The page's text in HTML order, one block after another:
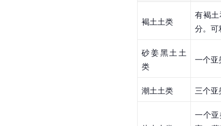
褐土土类
有褐
分。可
砂姜黑土土
类
一个亚
潮土土类 三个亚
一个